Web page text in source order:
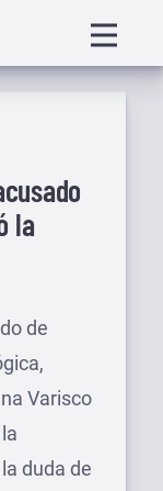
menu
la
de
Varisco
duda de